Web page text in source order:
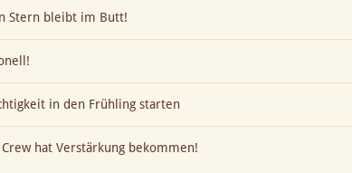
Stern bleibt im Butt!
in den Frühling starten
hat Verstärkung bekommen!